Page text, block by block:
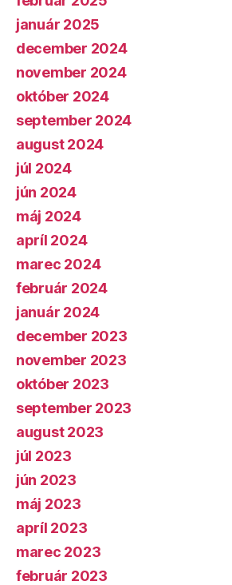
január 2025
december 2024
november 2024
október 2024
september 2024
august 2024
júl 2024
jún 2024
máj 2024
apríl 2024
marec 2024
február 2024
január 2024
december 2023
november 2023
október 2023
september 2023
august 2023
júl 2023
jún 2023
máj 2023
apríl 2023
marec 2023
február 2023